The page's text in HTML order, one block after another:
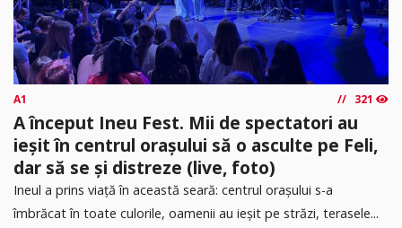
A1 321
A început Ineu Fest. Mii de spectatori au
ieșit în centrul orașului să o asculte pe Feli,
dar să se și distreze (live, foto)
Ineul a prins viață în această seară: centrul orașului s-a
îmbrăcat în toate culorile, oamenii au ieșit pe străzi, terasele...